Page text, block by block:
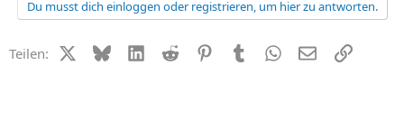
Du musst dich einloggen oder registrieren, um hier zu antworten.
Teilen: X (Twitter)
BlueskyLinkedIn
Reddit PinterestTumblr WhatsApp
E-MailLink